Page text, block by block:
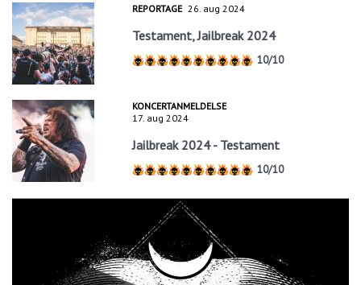
REPORTAGE 26. aug 2024
Testament, Jailbreak 2024
10/10
KONCERTANMELDELSE
17. aug 2024
Jailbreak 2024 - Testament
10/10